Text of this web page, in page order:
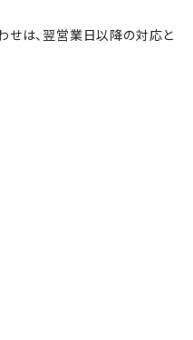
せは、翌営業日以降の対応と